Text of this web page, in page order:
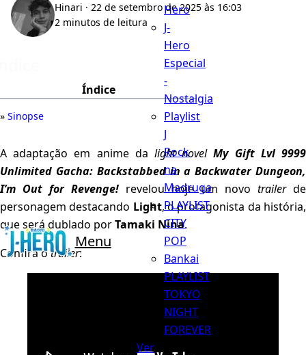
Menu
Hero
J-
Hero
Especial
-
Nostalgia
Playlist
J
Rock
na
Madruga
PLAYLIST
CITY
POP
Bankai
PLAYLIST
TOKYO
NIGHT
FOREVER
Ver
Hinari · 22 de setembro de 2025 às 16:03
2 minutos de leitura
Índice
Sinopse
A adaptação em anime da light novelMy Gift Lvl 9999
Unlimited Gacha: Backstabbed in a Backwater Dungeon,
I’m Out for Revenge! revelou hoje um novo trailerde
personagem destacando Light, o protagonista da história,
que será dublado porTamaki Nina.
Confira otrailer: